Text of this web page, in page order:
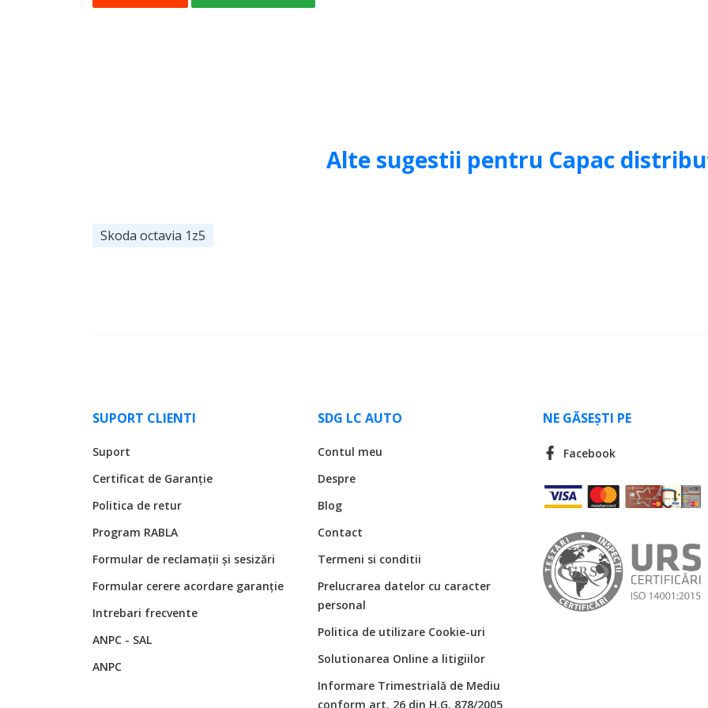
Alte sugestii pentru Capac
Skoda octavia 1z5
SUPORT CLIENTI
Suport
Certificat de Garanție
Politica de retur
Program RABLA
Formular de reclamații și sesizări
Formular cerere acordare garanție
Intrebari frecvente
ANPC - SAL
ANPC
SDG LC AUTO
Contul meu
Despre
Blog
Contact
Termeni si conditii
Prelucrarea datelor cu caracter
personal
Politica de utilizare Cookie-uri
Solutionarea Online a litigiilor
Informare Trimestrială de Mediu
conform art. 26 din H.G. 878/2005
NE GĂSEȘTI PE
Facebook